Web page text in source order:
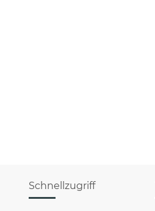
Schnellzugriff